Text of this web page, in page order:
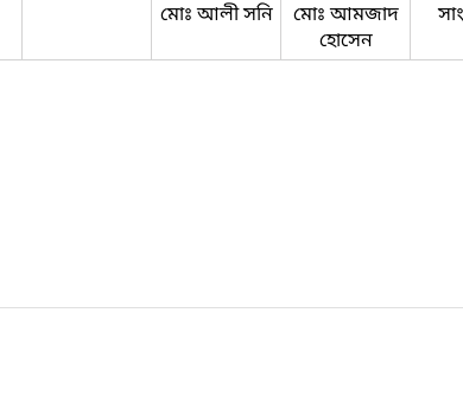
মোঃ আলী সনি
মোঃ আমজাদ
হোসেন